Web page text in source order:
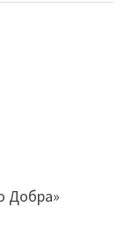
Добра»